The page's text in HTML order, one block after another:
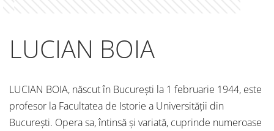
LUCIAN BOIA
LUCIAN BOIA, născut în Bucureşti la 1 februarie 1944, este
profesor la Facultatea de Istorie a Universităţii din
Bucureşti. Opera sa, întinsă şi variată, cuprinde numeroase